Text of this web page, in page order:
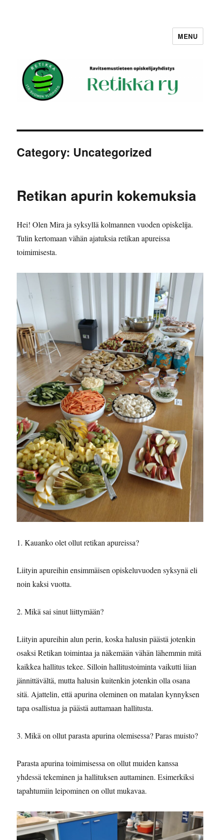
MENU
Category: Uncategorized
Retikan apurin kokemuksia
Hei! Olen Mira ja syksyllä kolmannen vuoden opiskelija.
Tulin kertomaan vähän ajatuksia retikan apureissa
toimimisesta.
1. Kauanko olet ollut retikan apureissa?
Liityin apureihin ensimmäisen opiskeluvuoden syksynä eli
noin kaksi vuotta.
2. Mikä sai sinut liittymään?
Liityin apureihin alun perin, koska halusin päästä jotenkin
osaksi Retikan toimintaa ja näkemään vähän lähemmin mitä
kaikkea hallitus tekee. Silloin hallitustoiminta vaikutti liian
jännittävältä, mutta halusin kuitenkin jotenkin olla osana
sitä. Ajattelin, että apurina oleminen on matalan kynnyksen
tapa osallistua ja päästä auttamaan hallitusta.
3. Mikä on ollut parasta apurina olemisessa? Paras muisto?
Parasta apurina toimimisessa on ollut muiden kanssa
yhdessä tekeminen ja hallituksen auttaminen. Esimerkiksi
tapahtumiin leipominen on ollut mukavaa.